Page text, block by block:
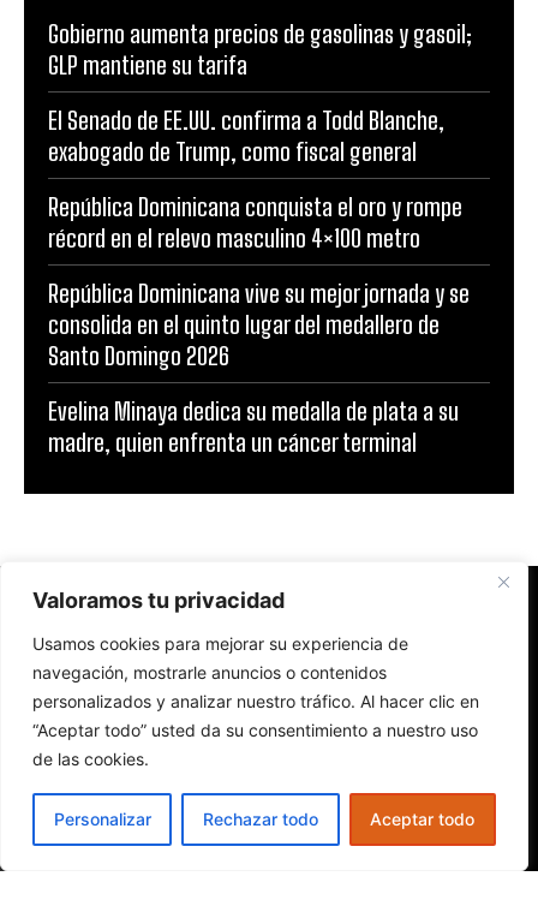
Valoramos tu privacidad
Usamos cookies para mejorar su experiencia de
navegación, mostrarle anuncios o contenidos
personalizados y analizar nuestro tráfico. Al hacer clic en
“Aceptar todo” usted da su consentimiento a nuestro uso
de las cookies.
Personalizar Rechazar todo Aceptar todo
Gobierno aumenta precios de gasolinas y gasoil;
GLP mantiene su tarifa
El Senado de EE.UU. confirma a Todd Blanche,
exabogado de Trump, como fiscal general
República Dominicana conquista el oro y rompe
récord en el relevo masculino 4×100 metro
República Dominicana vive su mejor jornada y se
consolida en el quinto lugar del medallero de
Santo Domingo 2026
Evelina Minaya dedica su medalla de plata a su
madre, quien enfrenta un cáncer terminal